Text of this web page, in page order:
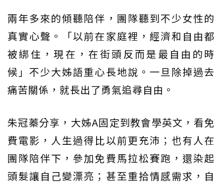
兩年多來的傾聽陪伴，團隊聽到不少女性的
真實心聲。「以前在家庭裡，經濟和自由都
被綁住，現在，在街頭反而是最自由的時
候」不少大姊語重心長地說。一旦除掉過去
痛苦關係，就長出了勇氣追尋自由。
朱冠蓁分享，大姊A固定到教會學英文，看免
費電影，人生過得比以前更充沛；也有人在
團隊陪伴下，參加免費馬拉松賽跑，還染起
頭髮讓自己變漂亮；甚至重拾情感需求，自